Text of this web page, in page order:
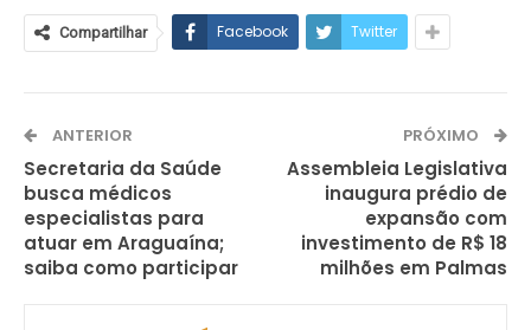
Compartilhar Facebook Twitter
ANTERIOR
Secretaria da Saúde
busca médicos
especialistas para
atuar em Araguaína;
saiba como participar
PRÓXIMO
Assembleia Legislativa
inaugura prédio de
expansão com
investimento de R$ 18
milhões em Palmas